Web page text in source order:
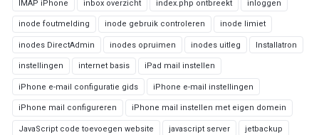
IMAP iPhone inbox overzicht index.php ontbreekt inloggen
inode foutmelding inode gebruik controleren inode limiet
inodes DirectAdmin inodes opruimen inodes uitleg Installatron
instellingen internet basis iPad mail instellen
iPhone e-mail configuratie gids iPhone e-mail instellingen
iPhone mail configureren iPhone mail instellen met eigen domein
JavaScript code toevoegen website javascript server jetbackup